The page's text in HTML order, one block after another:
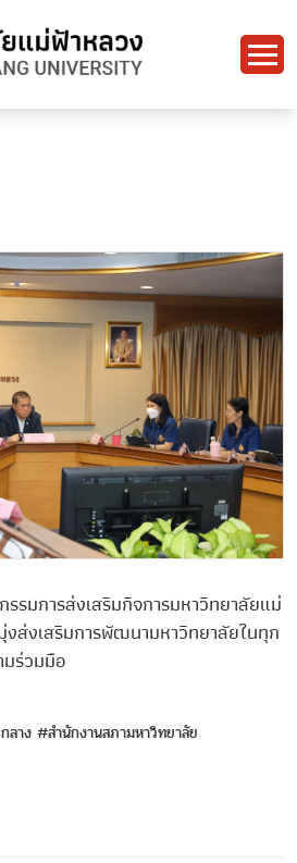
รมการส่งเสริมกิจการมหาวิทยาลัยแม่
ส่งเสริมการพัฒนามหาวิทยาลัยในทุก
มร่วมมือ
ลาง #สำนักงานสภามหาวิทยาลัย